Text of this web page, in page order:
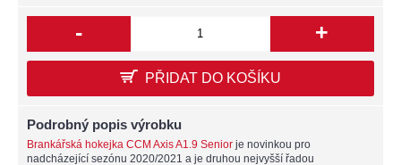
- +
PŘIDAT DO KOŠÍKU
Podrobný popis výrobku
Brankářská hokejka CCM Axis A1.9 Senior je novinkou pro
nadcházející sezónu 2020/2021 a je druhou nejvyšší řadou